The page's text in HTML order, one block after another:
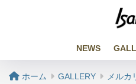
NEWS
ホーム GALLERY メルカ